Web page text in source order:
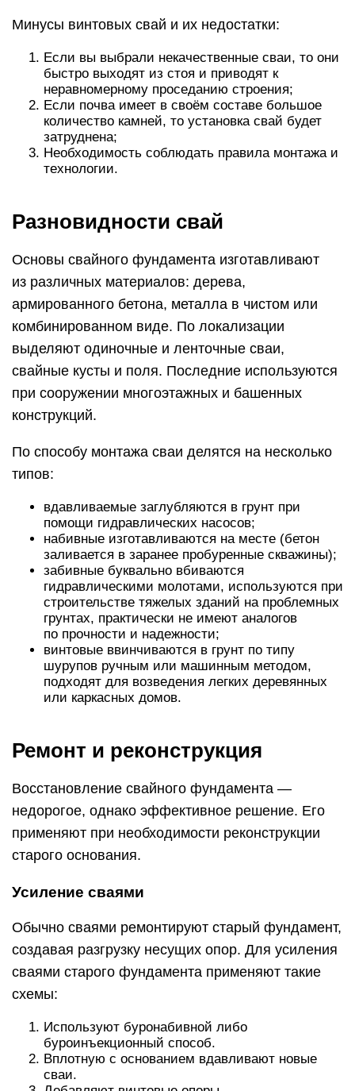
Минусы винтовых свай и их недостатки:
Если вы выбрали некачественные сваи, то они
быстро выходят из стоя и приводят к
неравномерному проседанию строения;
Если почва имеет в своём составе большое
количество камней, то установка свай будет
затруднена;
Необходимость соблюдать правила монтажа и
технологии.
Разновидности свай
Основы свайного фундамента изготавливают
из различных материалов: дерева,
армированного бетона, металла в чистом или
комбинированном виде. По локализации
выделяют одиночные и ленточные сваи,
свайные кусты и поля. Последние используются
при сооружении многоэтажных и башенных
конструкций.
По способу монтажа сваи делятся на несколько
типов:
вдавливаемые заглубляются в грунт при
помощи гидравлических насосов;
набивные изготавливаются на месте (бетон
заливается в заранее пробуренные скважины);
забивные буквально вбиваются
гидравлическими молотами, используются при
строительстве тяжелых зданий на проблемных
грунтах, практически не имеют аналогов
по прочности и надежности;
винтовые ввинчиваются в грунт по типу
шурупов ручным или машинным методом,
подходят для возведения легких деревянных
или каркасных домов.
Ремонт и реконструкция
Восстановление свайного фундамента —
недорогое, однако эффективное решение. Его
применяют при необходимости реконструкции
старого основания.
Усиление сваями
Обычно сваями ремонтируют старый фундамент,
создавая разгрузку несущих опор. Для усиления
сваями старого фундамента применяют такие
схемы:
Используют буронабивной либо
буроинъекционный способ.
Вплотную с основанием вдавливают новые
сваи.